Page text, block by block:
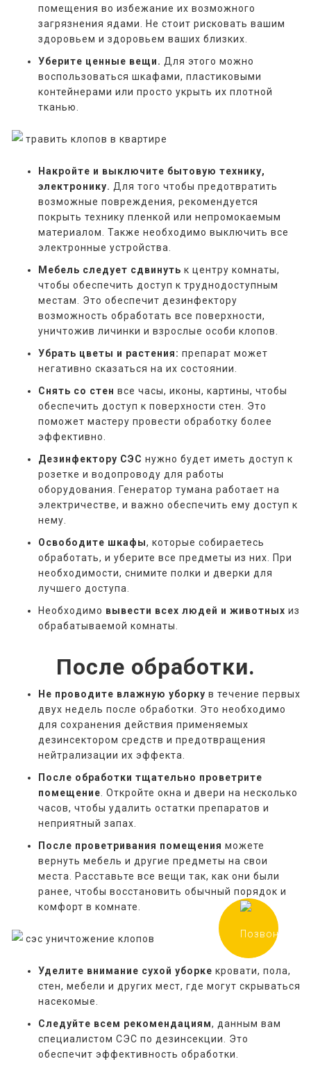
помещения во избежание их возможного
загрязнения ядами. Не стоит рисковать вашим
здоровьем и здоровьем ваших близких.
Уберите ценные вещи. Для этого можно
воспользоваться шкафами, пластиковыми
контейнерами или просто укрыть их плотной
тканью.
Накройте и выключите бытовую технику,
электронику. Для того чтобы предотвратить
возможные повреждения, рекомендуется
покрыть технику пленкой или непромокаемым
материалом. Также необходимо выключить все
электронные устройства.
Мебель следует сдвинуть к центру комнаты,
чтобы обеспечить доступ к труднодоступным
местам. Это обеспечит дезинфектору
возможность обработать все поверхности,
уничтожив личинки и взрослые особи клопов.
Убрать цветы и растения: препарат может
негативно сказаться на их состоянии.
Снять со стен все часы, иконы, картины, чтобы
обеспечить доступ к поверхности стен. Это
поможет мастеру провести обработку более
эффективно.
Дезинфектору СЭС нужно будет иметь доступ к
розетке и водопроводу для работы
оборудования. Генератор тумана работает на
электричестве, и важно обеспечить ему доступ к
нему.
Освободите шкафы, которые собираетесь
обработать, и уберите все предметы из них. При
необходимости, снимите полки и дверки для
лучшего доступа.
Необходимо вывести всех людей и животных из
обрабатываемой комнаты.
После обработки.
Не проводите влажную уборку в течение первых
двух недель после обработки. Это необходимо
для сохранения действия применяемых
дезинсектором средств и предотвращения
нейтрализации их эффекта.
После обработки тщательно проветрите
помещение . Откройте окна и двери на несколько
часов, чтобы удалить остатки препаратов и
неприятный запах.
После проветривания помещения можете
вернуть мебель и другие предметы на свои
места. Расставьте все вещи так, как они были
ранее, чтобы восстановить обычный порядок и
комфорт в комнате.
Уделите внимание сухой уборке кровати, пола,
стен, мебели и других мест, где могут скрываться
насекомые.
Следуйте всем рекомендациям, данным вам
специалистом СЭС по дезинсекции. Это
обеспечит эффективность обработки.